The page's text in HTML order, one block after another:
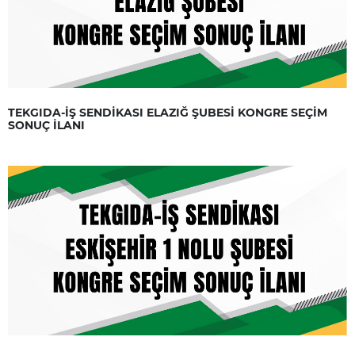
TEKGIDA-İŞ SENDİKASI ELAZIĞ ŞUBESİ KONGRE SEÇİM
SONUÇ İLANI